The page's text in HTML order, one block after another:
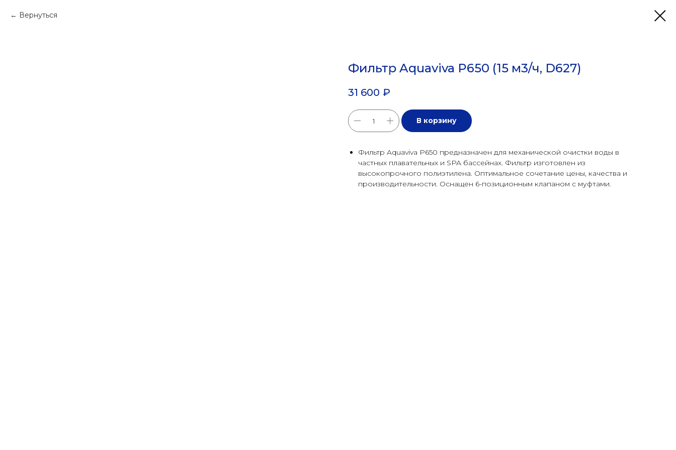
Вернуться
Фильтр Aquaviva P650 (15 м3/ч, D627)
31 600 ₽
В корзину
Фильтр Aquaviva P650 предназначен для механической очистки воды в
частных плавательных и SPA бассейнах. Фильтр изготовлен из
высокопрочного полиэтилена. Оптимальное сочетание цены, качества и
производительности. Оснащен 6-позиционным клапаном с муфтами.